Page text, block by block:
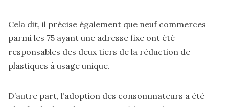
Cela dit, il précise également que neuf commerces
parmi les 75 ayant une adresse fixe ont été
responsables des deux tiers de la réduction de
plastiques à usage unique.
D’autre part, l’adoption des consommateurs a été